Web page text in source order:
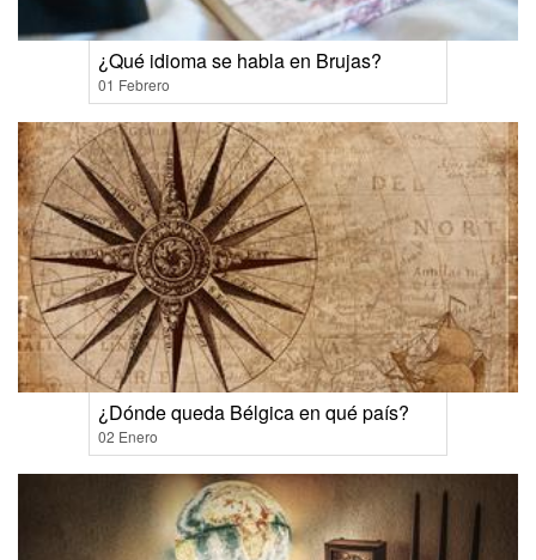
¿Qué idioma se habla en Brujas?
01 Febrero
¿Dónde queda Bélgica en qué país?
02 Enero